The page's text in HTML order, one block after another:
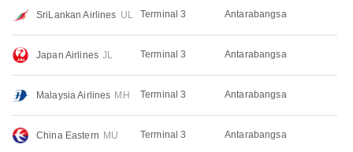
SriLankan Airlines UL Terminal 3 Antarabangsa
Japan Airlines JL Terminal 3 Antarabangsa
Malaysia Airlines MH Terminal 3 Antarabangsa
China Eastern MU Terminal 3 Antarabangsa